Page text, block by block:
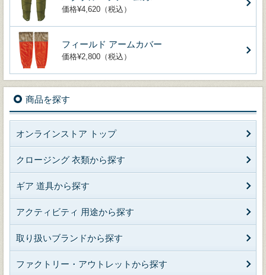
価格¥4,620（税込）
フィールド アームカバー
価格¥2,800（税込）
商品を探す
オンラインストア トップ
クロージング 衣類から探す
ギア 道具から探す
アクティビティ 用途から探す
取り扱いブランドから探す
ファクトリー・アウトレットから探す